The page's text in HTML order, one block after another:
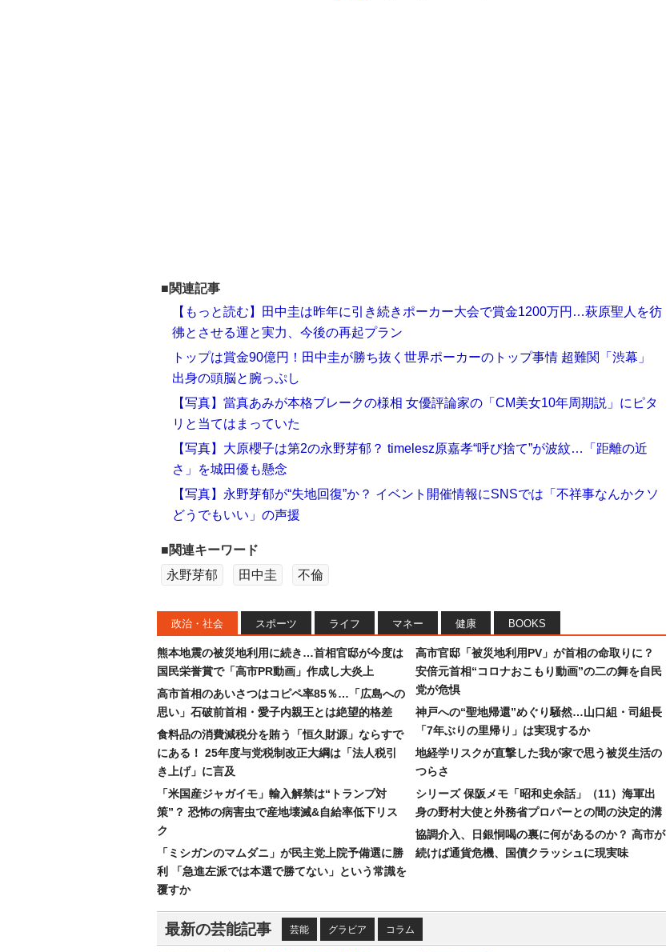
■関連記事
【もっと読む】田中圭は昨年に引き続きポーカー大会で賞金1200万円…萩原聖人を彷
彿とさせる運と実力、今後の再起プラン
トップは賞金90億円！田中圭が勝ち抜く世界ポーカーのトップ事情 超難関「渋幕」
出身の頭脳と腕っぷし
【写真】當真あみが本格ブレークの様相 女優評論家の「CM美女10年周期説」にピタ
リと当てはまっていた
【写真】大原櫻子は第2の永野芽郁？ timelesz原嘉孝“呼び捨て”が波紋…「距離の近
さ」を城田優も懸念
【写真】永野芽郁が“失地回復”か？ イベント開催情報にSNSでは「不祥事なんかクソ
どうでもいい」の声援
■関連キーワード
永野芽郁
田中圭 不倫
政治・社会 スポーツ ライフ マネー 健康 BOOKS
熊本地震の被災地利用に続き…首相官邸が今度は
国民栄誉賞で「高市PR動画」作成し大炎上
高市首相のあいさつはコピペ率85％…「広島への
思い」石破前首相・愛子内親王とは絶望的格差
食料品の消費減税分を賄う「恒久財源」ならすで
にある！ 25年度与党税制改正大綱は「法人税引
き上げ」に言及
「米国産ジャガイモ」輸入解禁は“トランプ対
策”？ 恐怖の病害虫で産地壊滅&自給率低下リス
ク
「ミシガンのマムダニ」が民主党上院予備選に勝
利 「急進左派では本選で勝てない」という常識を
覆すか
高市官邸「被災地利用PV」が首相の命取りに？
安倍元首相“コロナおこもり動画”の二の舞を自民
党が危惧
神戸への“聖地帰還”めぐり騒然…山口組・司組長
「7年ぶりの里帰り」は実現するか
地経学リスクが直撃した我が家で思う被災生活の
つらさ
シリーズ 保阪メモ「昭和史余話」（11）海軍出
身の野村大使と外務省プロパーとの間の決定的溝
協調介入、日銀恫喝の裏に何があるのか？ 高市が
続けば通貨危機、国債クラッシュに現実味
最新の芸能記事 芸能 グラビア コラム